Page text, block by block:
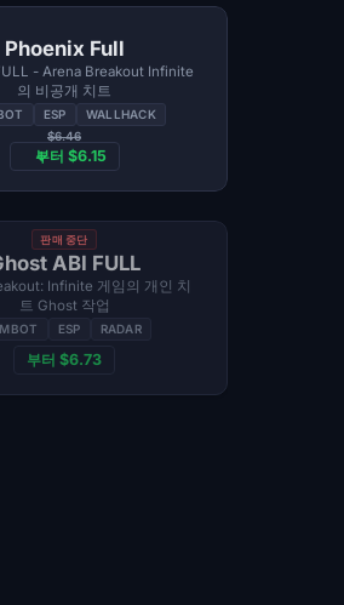
Phoenix Full
- Arena Breakout Infinite
의 비공개 치트
ESP
WALLHACK
$6.46
부터 $6.15
판매 중단
ABI FULL
Infinite 게임의 개인 치
트 Ghost 작업
ESP RADAR
부터 $6.73